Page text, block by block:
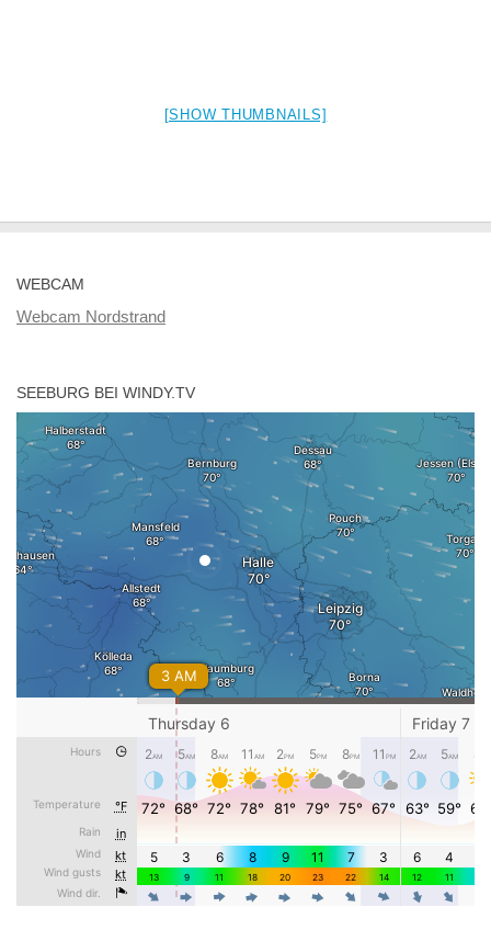
[SHOW THUMBNAILS]
WEBCAM
Webcam Nordstrand
SEEBURG BEI WINDY.TV